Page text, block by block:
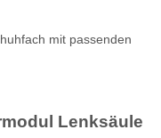
mit passenden
Lenksäule